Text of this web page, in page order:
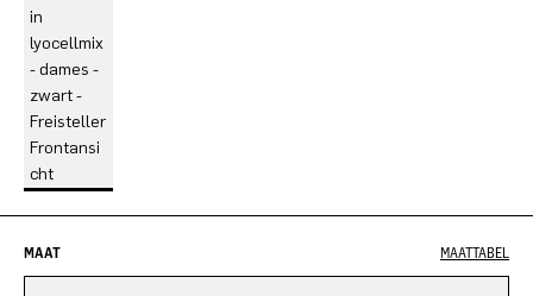
MAAT MAATTABEL